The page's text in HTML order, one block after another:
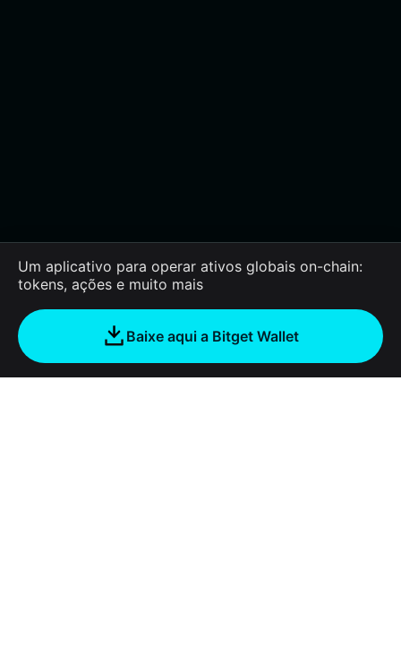
Um aplicativo para operar ativos globais on-chain:
tokens, ações e muito mais
Baixe aqui a Bitget Wallet